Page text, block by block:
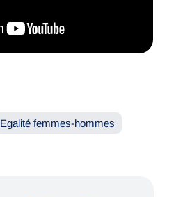
Egalité femmes-hommes